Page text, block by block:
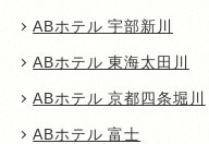
ABホテル 宇部新川
ABホテル 東海太田川
ABホテル 京都四条堀川
ABホテル 富士